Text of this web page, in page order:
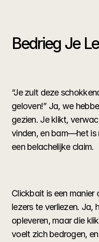
Bedrieg Je
“Je zult deze
geloven!” Ja, we
gezien. Je klikt,
vinden, en bam—het is
een belachelijke claim.
Clickbait is een
lezers te verliezen. Ja,
opleveren, maar die
voelt zich bedrogen,